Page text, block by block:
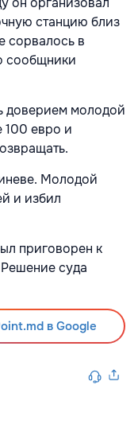
станцию близ
сорвалось в
сообщники
доверием молодой
100 евро и
Молодой
и избил
приговорен к
суда
в Google